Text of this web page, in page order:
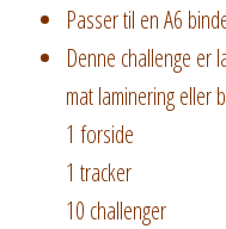
Passer til en A6
Denne challenge er
mat laminering eller
1 forside
1 tracker
10 challenger